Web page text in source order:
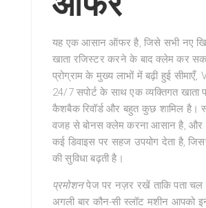
यह एक आसान ऑफर है, जिसे सभी नए
खाता रजिस्टर करने के बाद क्लेम कर
प्रोग्राम के मुख्य लाभों में बढ़ी हुई सीमाएँ,
24/7 सपोर्ट के साथ एक व्यक्तिगत खाता
कैशबैक रिवॉर्ड और बहुत कुछ शामिल है।
वजह से बोनस क्लेम करना आसान है, और
कई डिवाइस पर सहज उपयोग देता है,
की सुविधा बढ़ती है।
प्रमोशनपेज पर नज़र रखें ताकि पता
अगली बार कौन-सी स्लॉट मशीन आपको